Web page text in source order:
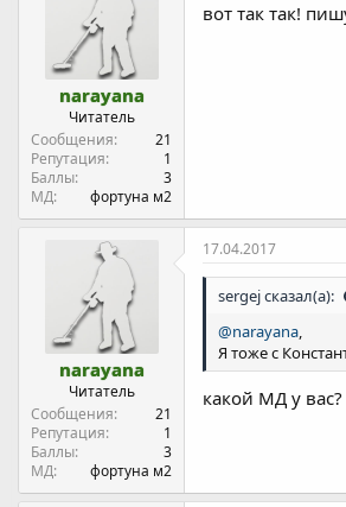
narayana
Читатель
Сообщения
21
Репутация
1
Баллы
3
МД
фортуна м2
вот так так!
narayana
Читатель
Сообщения
21
Репутация
1
Баллы
3
МД
фортуна м2
17.04.2017
sergej сказал(а):
@narayana,
Я тоже с
какой МД у вас?